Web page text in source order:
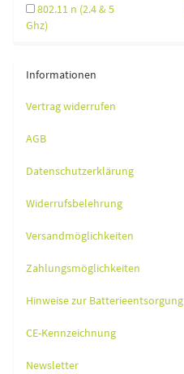
802.11 n (2.4 & 5
Ghz)
Informationen
Vertrag widerrufen
AGB
Datenschutzerklärung
Widerrufsbelehrung
Versandmöglichkeiten
Zahlungsmöglichkeiten
Hinweise zur Batterieentsorgung
CE-Kennzeichnung
Newsletter